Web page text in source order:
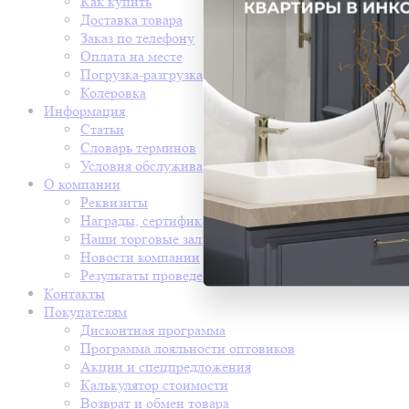
Доставка товара
Заказ по телефону
Оплата на месте
Погрузка-разгрузка
Колеровка
Информация
Статьи
Словарь терминов
Условия обслуживания
О компании
Реквизиты
Награды, сертификаты
Наши торговые залы
Новости компании
Результаты проведения СОУТ
Контакты
Покупателям
Дисконтная программа
Программа лояльности оптовиков
Акции и спецпредложения
Калькулятор стоимости
Возврат и обмен товара